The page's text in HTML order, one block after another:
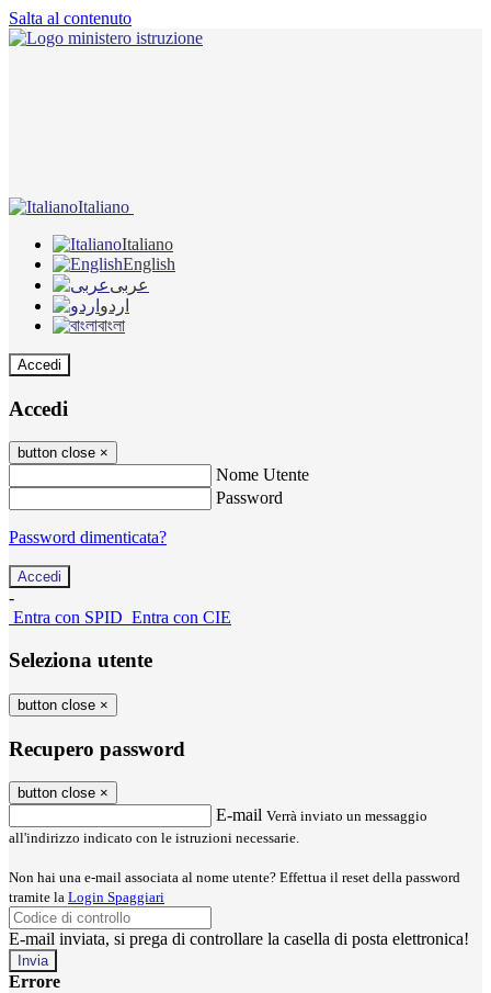
Salta al contenuto
Italiano
Italiano
English
عربى
اردو
বাংলা
Accedi
Accedi
button close ×
Nome Utente
Password
Password dimenticata?
-
Entra con SPID Entra con CIE
Seleziona utente
button close ×
Recupero password
button close ×
E-mail Verrà inviato un messaggio
all'indirizzo indicato con le istruzioni necessarie.
Non hai una e-mail associata al nome utente? Effettua il reset della password
tramite la Login Spaggiari
E-mail inviata, si prega di controllare la casella di posta elettronica!
Errore